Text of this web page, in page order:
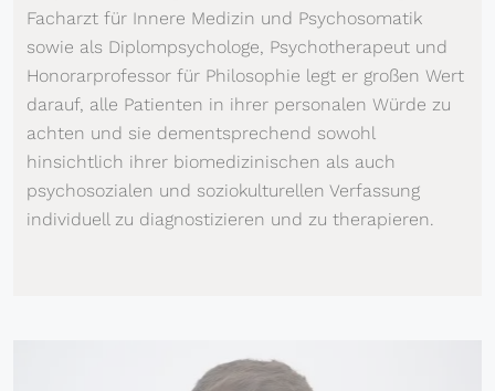
Facharzt für Innere Medizin und Psychosomatik
sowie als Diplompsychologe, Psychotherapeut und
Honorarprofessor für Philosophie legt er großen Wert
darauf, alle Patienten in ihrer personalen Würde zu
achten und sie dementsprechend sowohl
hinsichtlich ihrer biomedizinischen als auch
psychosozialen und soziokulturellen Verfassung
individuell zu diagnostizieren und zu therapieren.